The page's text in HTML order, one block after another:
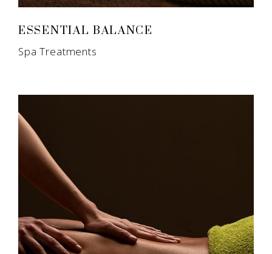
ESSENTIAL BALANCE
Spa Treatments